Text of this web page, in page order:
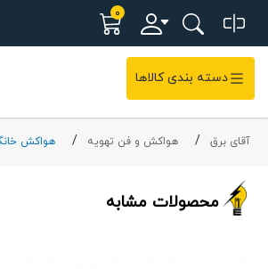
0
دسته بندی کالاها
آقای برق هواکش و فن تهویه هواکش
محصولات مشابه